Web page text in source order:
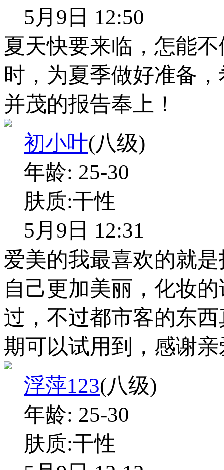
5月9日 12:50
夏天快要来临，怎能
时，为夏季做好准备
并茂的报告奉上！
初小叶(八级)
年龄: 25-30
肤质:干性
5月9日 12:31
爱美的我最喜欢的就
自己更加美丽，化妆
过，不过都市客的东
期可以试用到，感谢
浮萍123(八级)
年龄: 25-30
肤质:干性